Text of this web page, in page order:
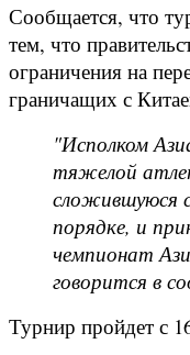
Сообщается, что
тем, что
ограничения на
граничащих с
"Исполком
тяжелой
сложившуюся
порядке, и
чемпионат
говорится в
Турнир пройдет с